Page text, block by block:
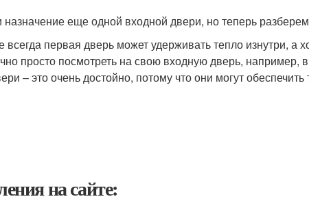
еще одной входной двери, но теперь
первая дверь может удерживать тепло изнутри, а
просто посмотреть на свою входную дверь, например,
– это очень достойно, потому что они могут
на сайте: